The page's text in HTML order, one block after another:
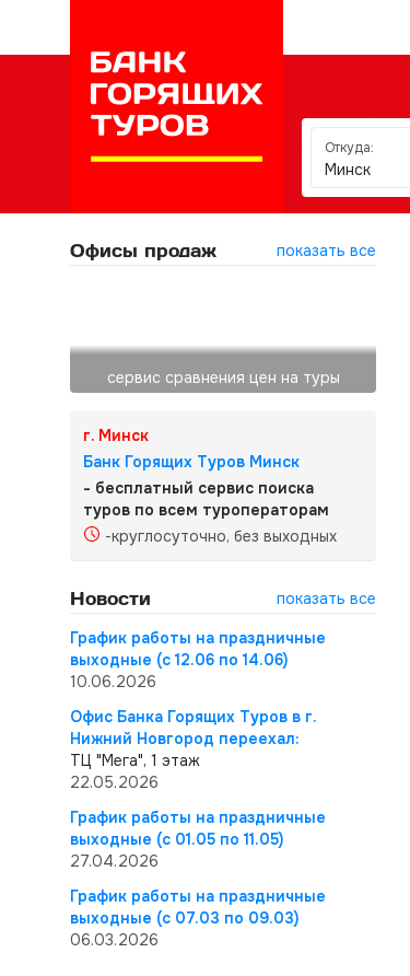
Откуда:
Минск
Офисы продаж показать все
сервис сравнения цен на туры
г. Минск
Банк Горящих Туров Минск
- бесплатный сервис поиска
туров по всем туроператорам
-круглосуточно, без выходных
Новости
показать все
График работы на праздничные
выходные (с 12.06 по 14.06)
10.06.2026
Офис Банка Горящих Туров в г.
Нижний Новгород переехал:
ТЦ "Мега", 1 этаж
22.05.2026
График работы на праздничные
выходные (с 01.05 по 11.05)
27.04.2026
График работы на праздничные
выходные (с 07.03 по 09.03)
06.03.2026